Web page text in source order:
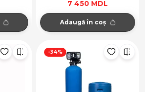
7 450 MDL
Adaugă în coș
-34%